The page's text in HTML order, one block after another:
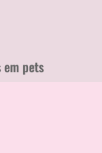
em pets